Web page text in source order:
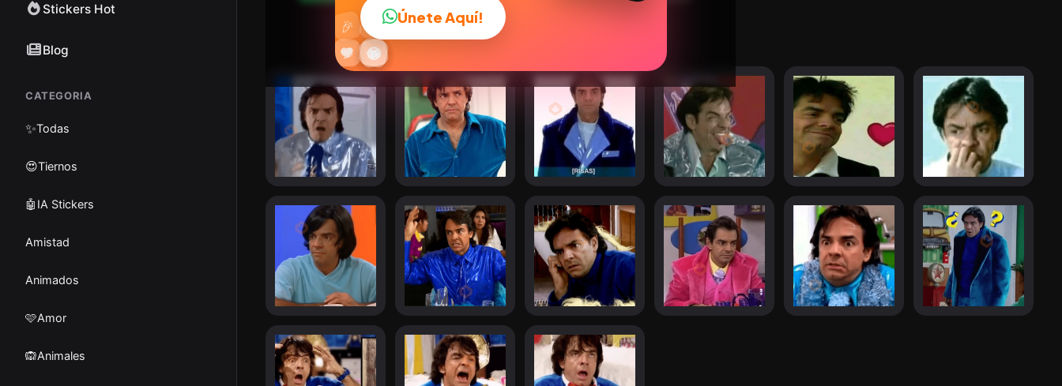
Stickers Hot
Blog
CATEGORIA
✨Todas
😍Tiernos
🤖IA Stickers
Amistad
Animados
🩷Amor
🙉Animales
😎
😂
🔥
💬
❤️ ✨
🤩
😜
🎉 👍 Únete Aquí!